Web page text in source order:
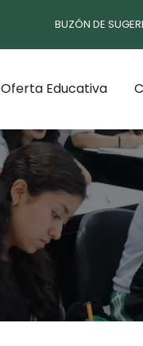
BUZÓN DE
Oferta Educativa